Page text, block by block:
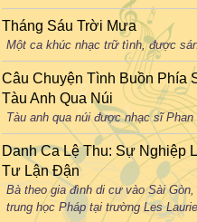
Tháng Sáu Trời Mưa
Một ca khúc nhạc trữ tình, được
Câu Chuyện Tình Buồn Phía
Tàu Anh Qua Núi
Tàu anh qua núi được nhạc sĩ Phan
Danh Ca Lệ Thu: Sự Nghiệp
Tư Lận Đận
Bà theo gia đình di cư vào Sài
trung học Pháp tại trường Les